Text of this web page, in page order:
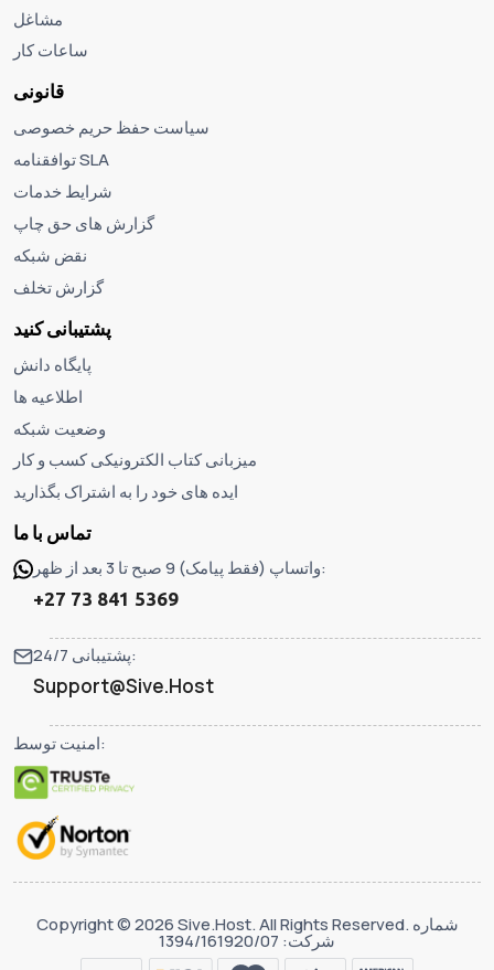
مشاغل
ساعات کار
قانونی
سیاست حفظ حریم خصوصی
توافقنامه SLA
شرایط خدمات
گزارش های حق چاپ
نقض شبکه
گزارش تخلف
پشتیبانی کنید
پایگاه دانش
اطلاعیه ها
وضعیت شبکه
میزبانی کتاب الکترونیکی کسب و کار
ایده های خود را به اشتراک بگذارید
تماس با ما
واتساپ (فقط پیامک) 9 صبح تا 3 بعد از ظهر:
+27 73 841 5369
پشتیبانی 24/7:
Support@Sive.Host
امنیت توسط:
Copyright © 2026 Sive.Host. All Rights Reserved. شماره
شرکت: 1394/161920/07